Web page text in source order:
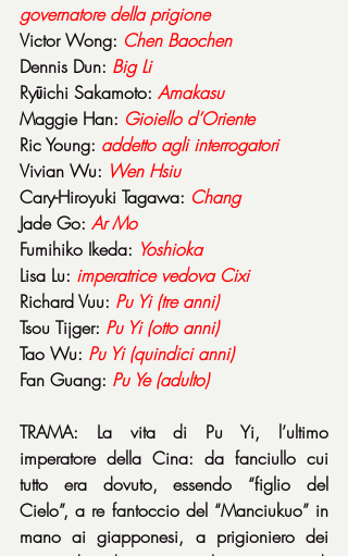
governatore della prigione
Victor Wong: Chen Baochen
Dennis Dun: Big Li
Ryūichi Sakamoto: Amakasu
Maggie Han: Gioiello d’Oriente
Ric Young: addetto agli interrogatori
Vivian Wu: Wen Hsiu
Cary-Hiroyuki Tagawa: Chang
Jade Go: Ar Mo
Fumihiko Ikeda: Yoshioka
Lisa Lu: imperatrice vedova Cixi
Richard Vuu: Pu Yi (tre anni)
Tsou Tijger: Pu Yi (otto anni)
Tao Wu: Pu Yi (quindici anni)
Fan Guang: Pu Ye (adulto)
TRAMA: La vita di Pu Yi, l’ultimo
imperatore della Cina: da fanciullo cui
tutto era dovuto, essendo “figlio del
Cielo”, a re fantoccio del “Manciukuo” in
mano ai giapponesi, a prigioniero dei